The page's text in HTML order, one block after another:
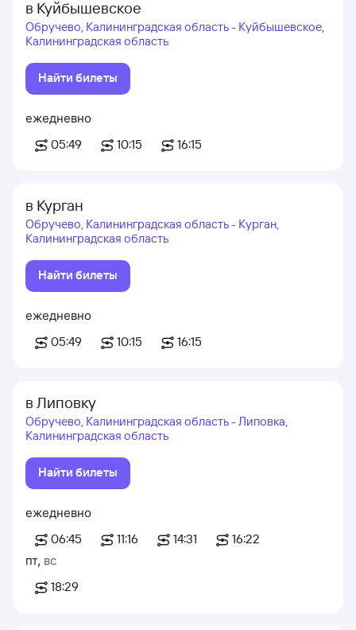
в Куйбышевское
Обручево, Калининградская область - Куйбышевское,
Калининградская область
Найти билеты
ежедневно
05:49
10:15 16:15
в Курган
Обручево, Калининградская область - Курган,
Калининградская область
Найти билеты
ежедневно
05:49
10:15 16:15
в Липовку
Обручево, Калининградская область - Липовка,
Калининградская область
Найти билеты
ежедневно
06:45
11:16 14:31
16:22
пт, вс
18:29